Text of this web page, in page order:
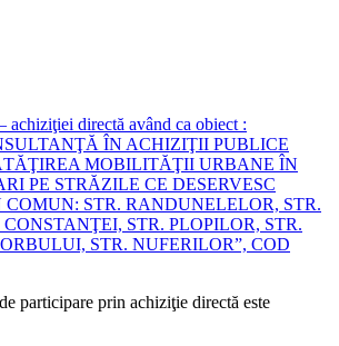
achiziţiei directă având ca obiect :
ÎN ACHIZIŢII PUBLICE
MOBILITĂŢII URBANE ÎN
PE STRĂZILE CE DESERVESC
COMUN: STR. RANDUNELELOR, STR.
STR. PLOPILOR, STR.
STR. NUFERILOR”, COD
participare prin achiziţie directă este